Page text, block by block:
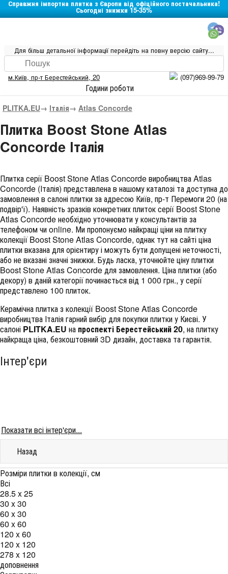
Справжня імпортна плитка з Європи від офіційного постачальника!
Сьогодні знижки 15-35%
Для більш детальної інформації перейдіть на повну версію сайту...
м.Київ, пр-т Берестейський, 20 (097)969-99-79
Години роботи
PLITKA.EU→ Італія→ Atlas Concorde
Плитка Boost Stone Atlas
Concorde Італія
Плитка серії Boost Stone Atlas ConcordeвиробництваAtlas
Concorde (Італія) представлена в нашому каталозі та доступна до
замовлення в салоні плитки за адресою Київ, пр-т Перемоги 20 (на
подвір'ї). Наявність зразків конкретних плиток серії Boost Stone
Atlas Concorde необхідно уточнювати у консультантів за
телефоном чи online. Ми пропонуємо найкращі ціни на плитку
колекції Boost Stone Atlas Concorde, однак тут на сайті ціна
плитки вказана для орієнтиру і можуть бути допущені неточності,
або не вказані значні знижки. Будь ласка, уточнюйте ціну плитки
Boost Stone Atlas Concorde для замовлення. Ціна плитки (або
декору) в даній категорії починається від 1 000 грн., у серії
представлено 100 плиток.
Керамічна плитка з колекції Boost Stone Atlas Concorde
виробництва Італія гарний вибір для покупки плитки у Києві. У
салоні PLITKA.EU на проспекті Берестейський 20, на плитку
найкраща ціна, безкоштовний 3D дизайн, доставка та гарантія.
Інтер'єри
Показати всі інтер'єри...
Назад
Розміри плитки в колекції, см
Всі
28.5 x 25
30 x 30
60 x 30
60 x 60
120 x 60
120 x 120
278 x 120
доповнення